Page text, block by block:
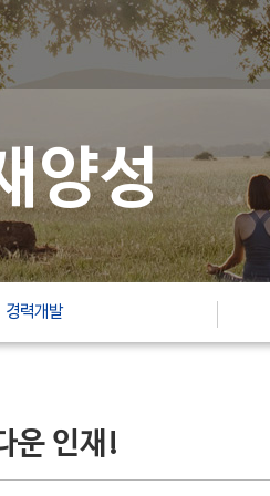
양성
경력개발
운 인재!